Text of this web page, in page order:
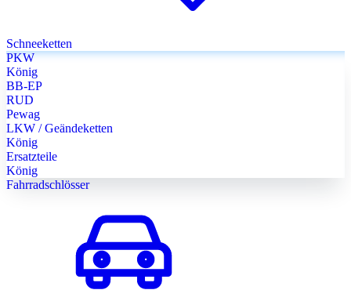
Schneeketten
PKW
König
BB-EP
RUD
Pewag
LKW / Geändeketten
König
Ersatzteile
König
Fahrradschlösser